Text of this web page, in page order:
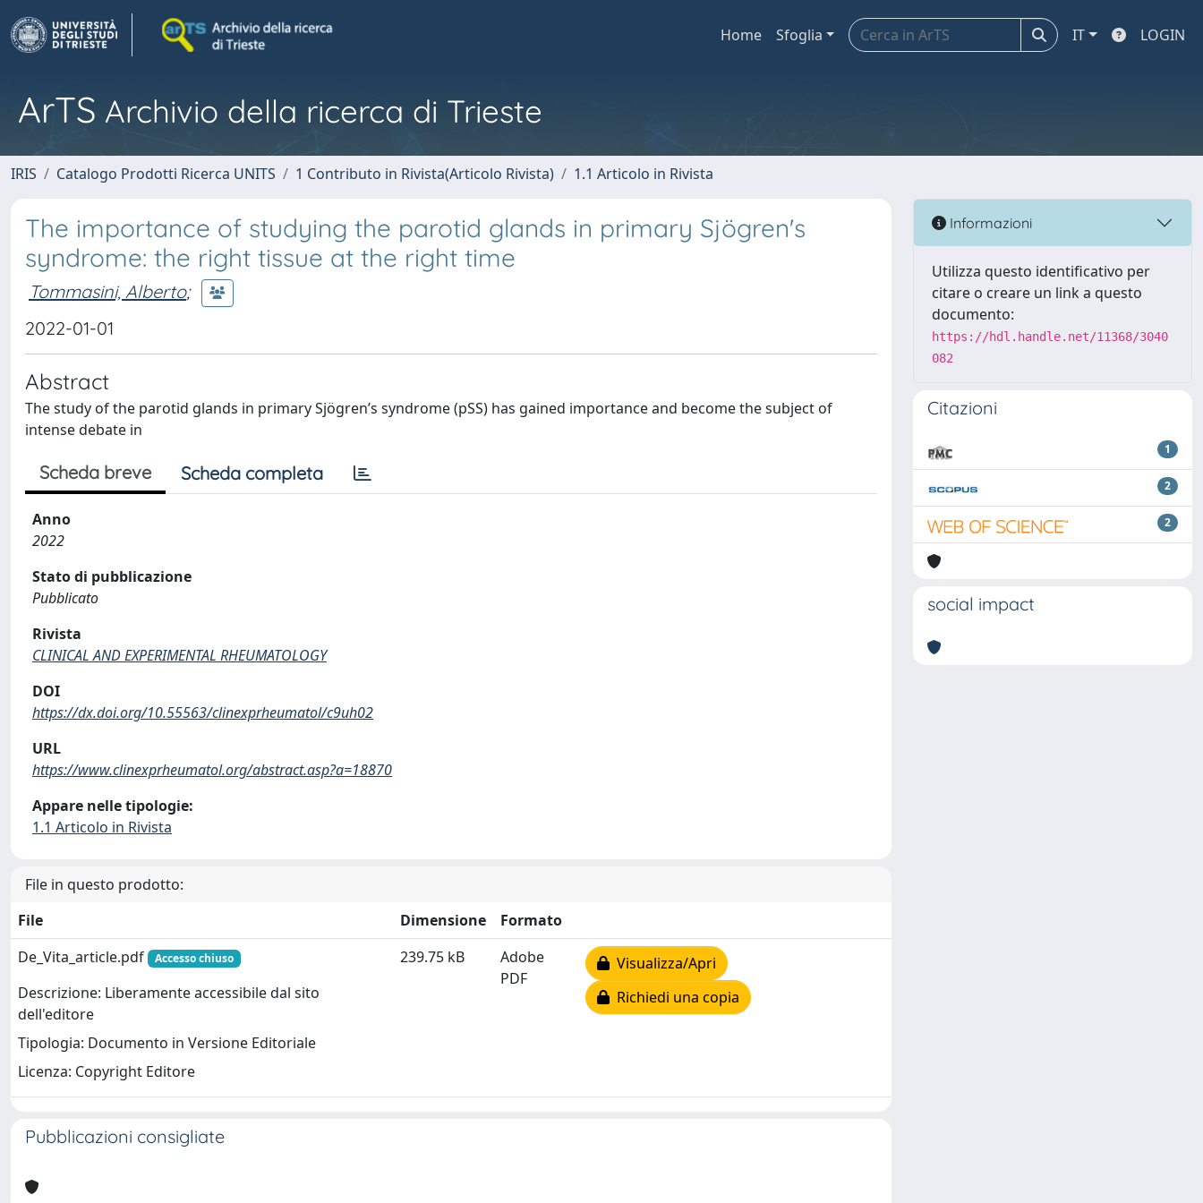
Home Sfoglia IT LOGIN
ArTS Archivio della ricerca di Trieste
IRIS Catalogo Prodotti Ricerca UNITS 1 Contributo in Rivista(Articolo Rivista) 1.1 Articolo in Rivista
The importance of studying the parotid glands in primary Sjögren's
syndrome: the right tissue at the right time
Tommasini, Alberto;
2022-01-01
Abstract
The study of the parotid glands in primary Sjögren’s syndrome (pSS) has gained importance and become the subject of
intense debate in
Scheda breve Scheda completa
Anno
2022
Stato di pubblicazione
Pubblicato
Rivista
CLINICAL AND EXPERIMENTAL RHEUMATOLOGY
DOI
https://dx.doi.org/10.55563/clinexprheumatol/c9uh02
URL
https://www.clinexprheumatol.org/abstract.asp?a=18870
Appare nelle tipologie:
1.1 Articolo in Rivista
File in questo prodotto:
File
Dimensione
Formato
De_Vita_article.pdf
Accesso chiuso
Descrizione: Liberamente accessibile dal sito
dell'editore
Tipologia: Documento in Versione Editoriale
Licenza: Copyright Editore
239.75 kB
Adobe
PDF
Visualizza/Apri
Richiedi una copia
Pubblicazioni consigliate
Informazioni
Utilizza questo identificativo per
citare o creare un link a questo
documento:
https://hdl.handle.net/11368/3040
082
Citazioni
1
2
2
social impact